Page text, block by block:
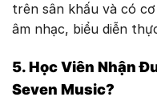
trên sân khấu và có
âm nhạc, biểu diễn
5. Học Viên Nhận
Seven Music?